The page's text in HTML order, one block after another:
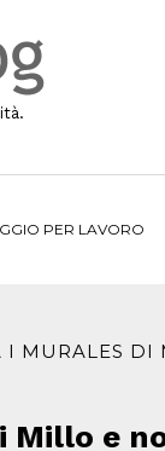
PER LAVORO
I MURALES
Millo e